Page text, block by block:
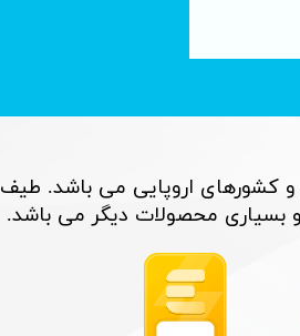
و کشورهای اروپایی می باشد. طیف
و بسیاری محصولات دیگر می باشد.